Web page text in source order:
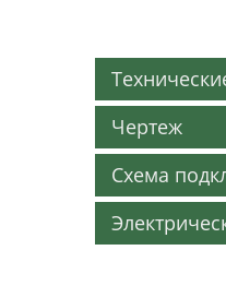
Чертеж
Схема